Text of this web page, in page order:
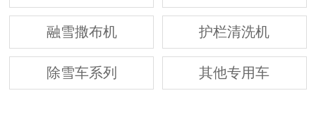
融雪撒布机 护栏清洗机
除雪车系列 其他专用车